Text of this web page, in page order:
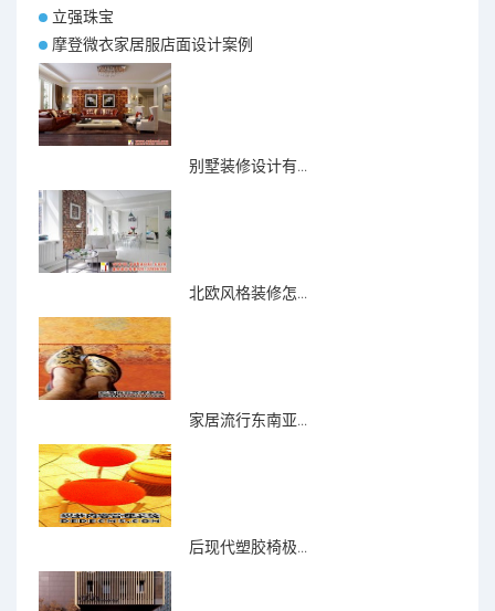
立强珠宝
摩登微衣家居服店面设计案例
别墅装修设计有...
北欧风格装修怎...
家居流行东南亚...
后现代塑胶椅极...